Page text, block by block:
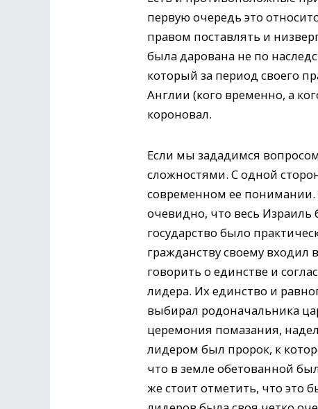
первую очередь это
правом поставлять и
была дарована не по
который за период своего
Англии (кого временно, а
короновал.
Если мы зададимся
сложностями. С одной
современном ее понимании.
очевидно, что весь
государство было
гражданству своему
говорить о единстве и
лидера. Их единство и
выбирал родоначальника
церемония помазания,
лидером был пророк, к
что в земле обетованной
же стоит отметить, что это